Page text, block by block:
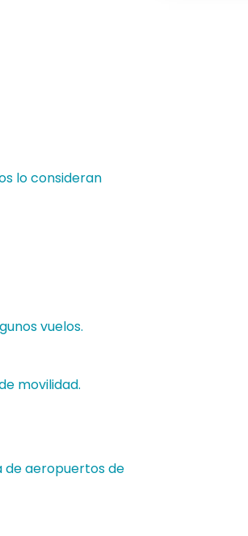
lo consideran
vuelos.
movilidad.
de aeropuertos de